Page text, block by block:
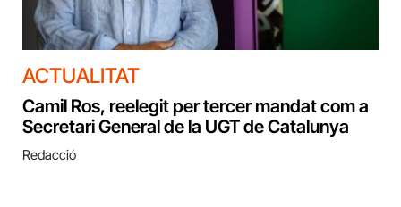
ACTUALITAT
Camil Ros, reelegit per tercer mandat com a
Secretari General de la UGT de Catalunya
Redacció